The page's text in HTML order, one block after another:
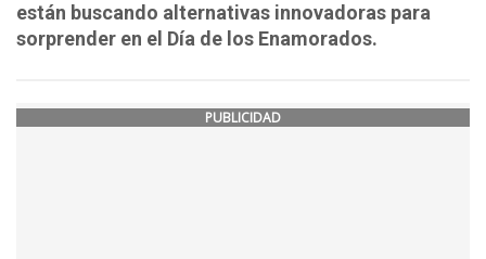
están buscando alternativas innovadoras para
sorprender en el Día de los Enamorados.
PUBLICIDAD